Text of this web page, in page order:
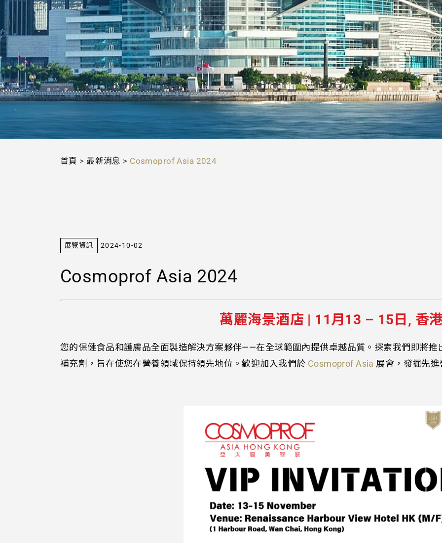
首頁 > 最新消息 > Cosmoprof Asia 2024
展覽資訊 2024-10-02
Cosmoprof Asia 2024
萬麗海景酒店 | 11月13 – 15日, 香
您的保健食品和護膚品全面製造解決方案夥伴——在全球範圍內提供卓越品質。探索我們即將
補充劑，旨在使您在營養領域保持領先地位。歡迎加入我們於 Cosmoprof Asia 展會，發掘先